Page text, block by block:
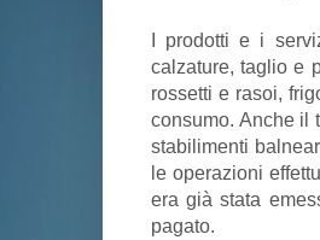
I prodotti e i
calzature, taglio e
rossetti e rasoi,
consumo. Anche il
stabilimenti
le operazioni
era già stata
pagato.